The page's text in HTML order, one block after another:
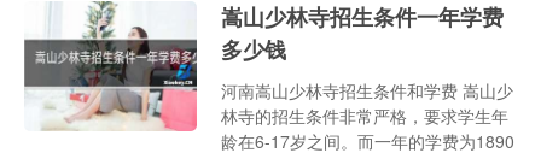
嵩山少林寺招生条件一年学费
多少钱
河南嵩山少林寺招生条件和学费 嵩山少
林寺的招生条件非常严格，要求学生年
龄在6-17岁之间。而一年的学费为1890